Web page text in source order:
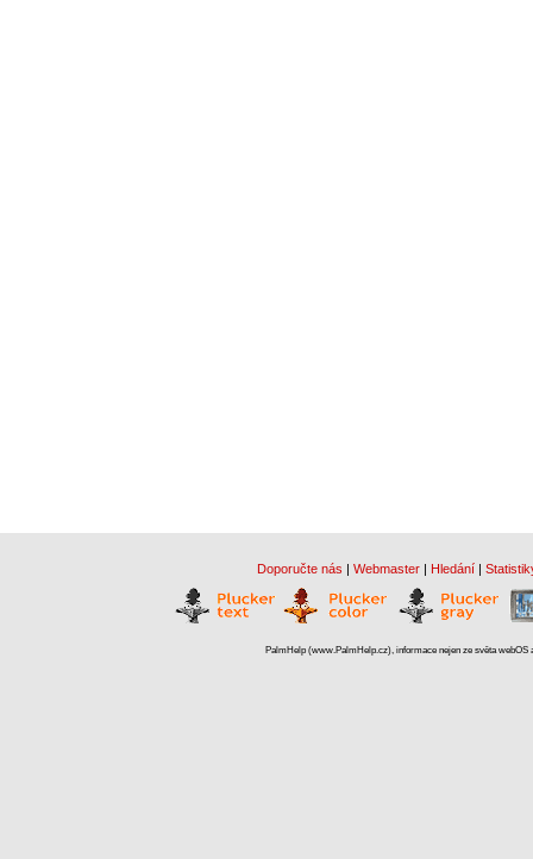
Doporučte nás | Webmaster | Hledání |
PalmHelp (www.PalmHelp.cz), informace nejen ze světa